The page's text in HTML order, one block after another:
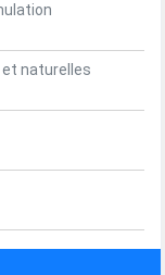
et naturelles